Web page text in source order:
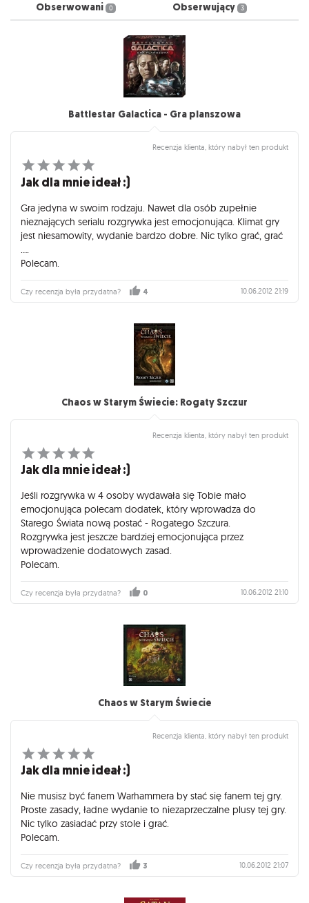
Obserwowani 0 Obserwujący 3
Battlestar Galactica - Gra planszowa
Recenzja klienta, który nabył ten produkt
Jak dla mnie ideał :)
Gra jedyna w swoim rodzaju. Nawet dla osób zupełnie
nieznających serialu rozgrywka jest emocjonująca. Klimat gry
jest niesamowity, wydanie bardzo dobre. Nic tylko grać, grać
Polecam.
Czy recenzja była przydatna? 4 10.06.2012 21:19
Chaos w Starym Świecie: Rogaty Szczur
Recenzja klienta, który nabył ten produkt
Jak dla mnie ideał :)
Jeśli rozgrywka w 4 osoby wydawała się Tobie mało
emocjonująca polecam dodatek, który wprowadza do
Starego Świata nową postać - Rogatego Szczura.
Rozgrywka jest jeszcze bardziej emocjonująca przez
wprowadzenie dodatowych zasad.
Polecam.
Czy recenzja była przydatna? 0 10.06.2012 21:10
Chaos w Starym Świecie
Recenzja klienta, który nabył ten produkt
Jak dla mnie ideał :)
Nie musisz być fanem Warhammera by stać się fanem tej gry.
Proste zasady, ładne wydanie to niezaprzeczalne plusy tej gry.
Nic tylko zasiadać przy stole i grać.
Polecam.
Czy recenzja była przydatna? 3 10.06.2012 21:07